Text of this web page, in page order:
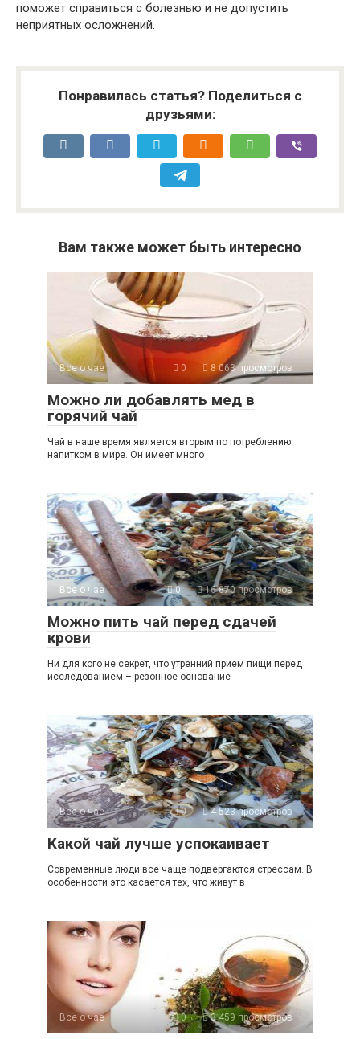
поможет справиться с болезнью и не допустить
неприятных осложнений.
Понравилась статья? Поделиться с
друзьями:
Вам также может быть интересно
Все о чае 0 8 063 просмотров
Можно ли добавлять мед в
горячий чай
Чай в наше время является вторым по потреблению
напитком в мире. Он имеет много
Все о чае 0 16 870 просмотров
Можно пить чай перед сдачей
крови
Ни для кого не секрет, что утренний прием пищи перед
исследованием – резонное основание
Все о чае 0 4 523 просмотров
Какой чай лучше успокаивает
Современные люди все чаще подвергаются стрессам. В
особенности это касается тех, что живут в
Все о чае 0 3 459 просмотров